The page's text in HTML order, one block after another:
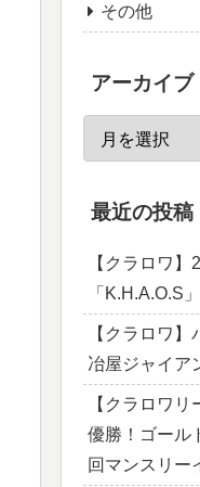
その他
アーカイブ
最近の投稿
【クラロワ
「K.H.A.O.S
【クラロワ
冶屋ジャイア
【クラロワ
優勝！ゴール
回マンスリー